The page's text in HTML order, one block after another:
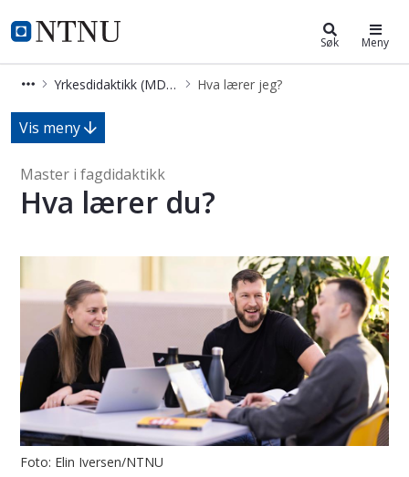
NTNU Hjemmeside
Yrkesdidaktikk (MDID-YRKE)Søk Meny
Yrkesdidaktikk (MDID-YRKE) Hva lærer jeg?
Hva lærer jeg - Master i
Vis meny
Master i fagdidaktikk
Hva lærer du?
Foto: Elin Iversen/NTNU